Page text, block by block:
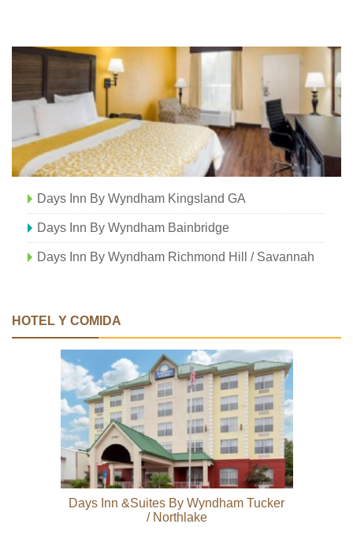
Days Inn By Wyndham Kingsland GA
Days Inn By Wyndham Bainbridge
Days Inn By Wyndham Richmond Hill / Savannah
HOTEL Y COMIDA
Days Inn &Suites By Wyndham Tucker
/ Northlake